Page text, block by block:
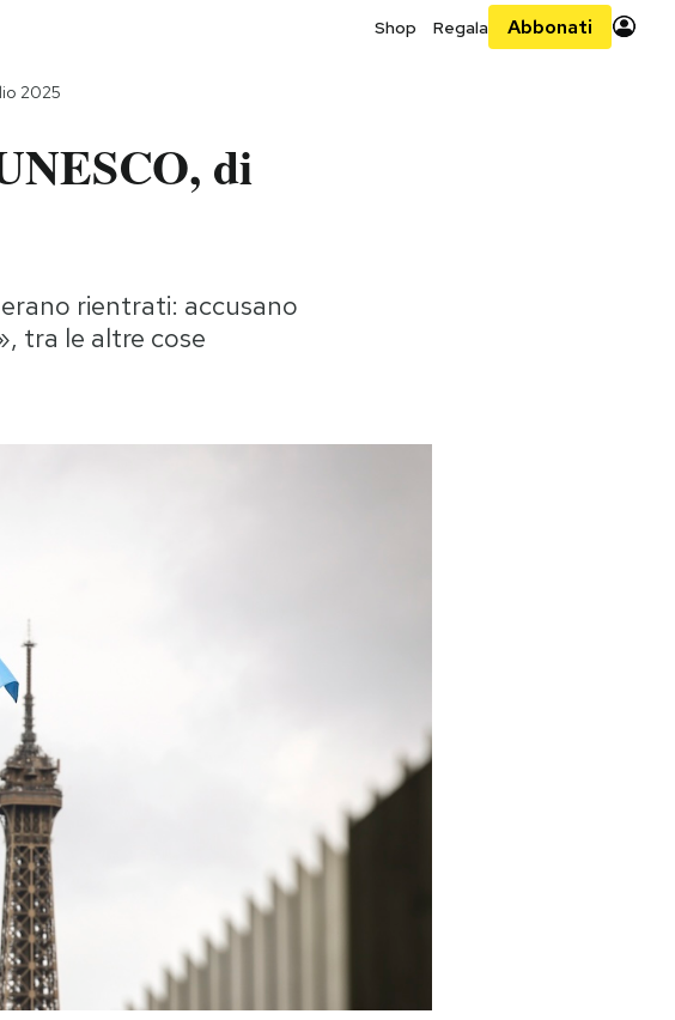
Shop Regala Abbonati
2025
di
rientrati: accusano
tra le altre cose